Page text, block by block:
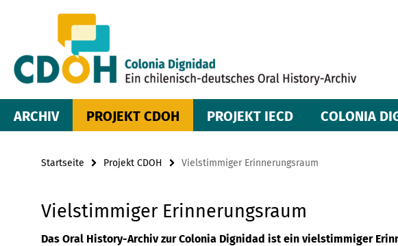
Inhalt
Navigation
ARCHIV PROJEKT CDOH PROJEKT IECD COLONIA
Startseite Projekt CDOH Vielstimmiger Erinnerungsraum
Vielstimmiger Erinnerungsraum
Das Oral History-Archiv zur Colonia Dignidad ist ein vielstimmiger